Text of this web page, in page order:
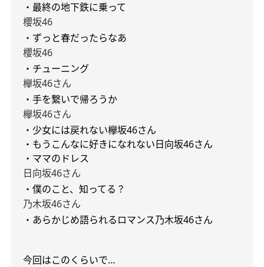
・最終の地下鉄に乗って
櫻坂46
・ずっと春だったらなあ
櫻坂46
・チューニング
欅坂46さん
・手を繋いで帰ろうか
欅坂46さん
・少女には戻れない欅坂46さん
・もうこんなに好きになれない日向坂46さん
・ママのドレス
日向坂46さん
・僕のこと、知ってる？
乃木坂46さん
・あらかじめ語られるロマンス乃木坂46さん
今回はこのくらいで…